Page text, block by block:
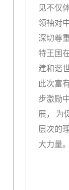
见不仅
领袖对
深切尊
特王国
建和谐
此次富
步激励
展， 为
层次的
大力量。